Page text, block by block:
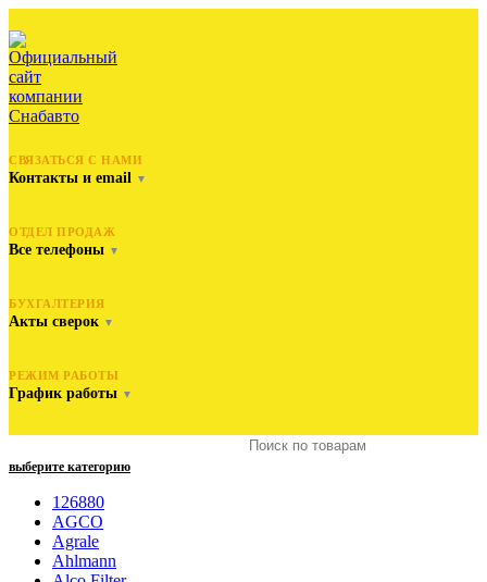
СВЯЗАТЬСЯ С НАМИ
Контакты и email ▼
ОТДЕЛ ПРОДАЖ
Все телефоны ▼
БУХГАЛТЕРИЯ
Акты сверок ▼
РЕЖИМ РАБОТЫ
График работы ▼
выберите категорию
126880
AGCO
Agrale
Ahlmann